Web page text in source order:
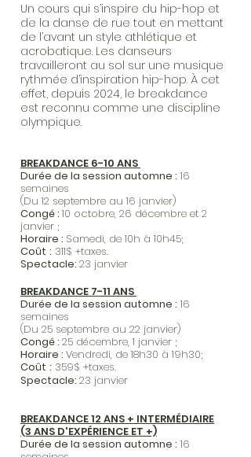
Un cours qui s’inspire du hip-hop et
de la danse de rue tout en mettant
de l’avant un style athlétique et
acrobatique. Les danseurs
travailleront au sol sur une musique
rythmée d’inspiration hip-hop. À cet
effet, depuis 2024, le breakdance
est reconnu comme une discipline
olympique.
BREAKDANCE 6-10 ANS
Durée de la session automne : 16
semaines
(Du 12 septembre au 16 janvier)
Congé : 10 octobre, 26 décembre et 2
janvier ;
Horaire : Samedi, de 10h à 10h45;
Coût : 311$ +taxes.
Spectacle: 23 janvier
BREAKDANCE 7-11 ANS
Durée de la session automne : 16
semaines
(Du 25 septembre au 22 janvier)
Congé : 25 décembre, 1 janvier ;
Horaire : Vendredi, de 18h30 à 19h30;
Coût : 359$ +taxes.
Spectacle: 23 janvier
BREAKDANCE 12 ANS + INTERMÉDIAIRE
(3 ANS D'EXPÉRIENCE ET +)
Durée de la session automne : 16